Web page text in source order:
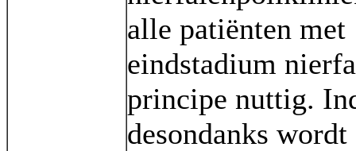
alle patiënten met
eindstadium
principe nuttig.
desondanks wordt